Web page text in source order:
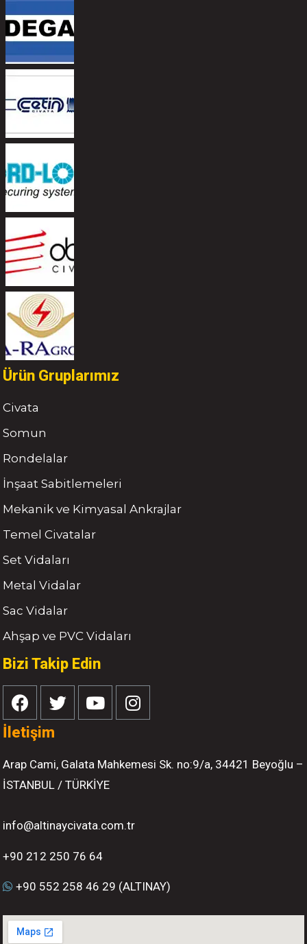
Ürün Gruplarımız
Civata
Somun
Rondelalar
İnşaat Sabitlemeleri
Mekanik ve Kimyasal Ankrajlar
Temel Civatalar
Set Vidaları
Metal Vidalar
Sac Vidalar
Ahşap ve PVC Vidaları
Bizi Takip Edin
İletişim
Arap Cami, Galata Mahkemesi Sk. no:9/a, 34421 Beyoğlu –
İSTANBUL / TÜRKİYE
info@altinaycivata.com.tr
+90 212 250 76 64
+90 552 258 46 29 (ALTINAY)